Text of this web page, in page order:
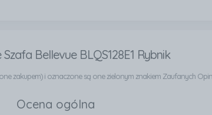
Bellevue BLQS128E1 Rybnik
zakupem) i oznaczone są one zielonym znakiem Zaufanych
Ocena ogólna